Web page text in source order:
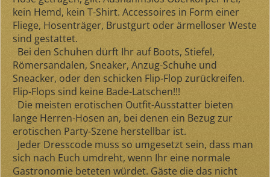
kein Hemd, kein T-Shirt. Accessoires in Form einer
Fliege, Hosenträger, Brustgurt oder ärmelloser Weste
sind gestattet.
Bei den Schuhen dürft Ihr auf Boots, Stiefel,
Römersandalen, Sneaker, Anzug-Schuhe und
Sneacker, oder den schicken Flip-Flop zurückreifen.
Flip-Flops sind keine Bade-Latschen!!!
Die meisten erotischen Outfit-Ausstatter bieten
lange Herren-Hosen an, bei denen ein Bezug zur
erotischen Party-Szene herstellbar ist.
Jeder Dresscode muss so umgesetzt sein, dass man
sich nach Euch umdreht, wenn Ihr eine normale
Gastronomie beteten würdet. Gäste die das nicht